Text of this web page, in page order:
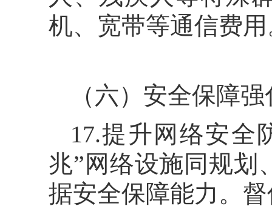
机、宽带等通信费
（六）安全保障
17.提升网络安全
兆”网络设施同规划
据安全保障能力。